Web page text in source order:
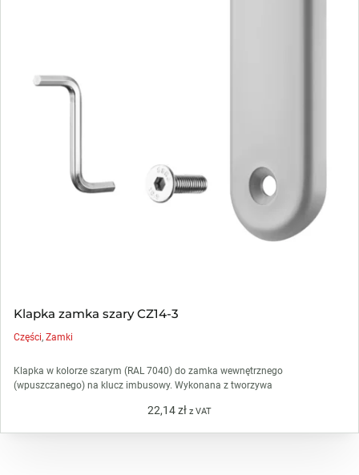
Klapka zamka szary CZ14-3
Części,Zamki
Klapka w kolorze szarym (RAL 7040) do zamka wewnętrznego
(wpuszczanego) na klucz imbusowy. Wykonana z tworzywa
22,14zł z VAT